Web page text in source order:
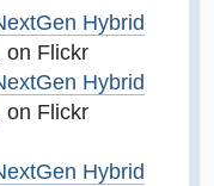
Hybrid
on Flickr
Hybrid
on Flickr
Hybrid